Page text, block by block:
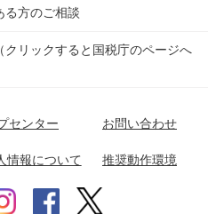
大垣競輪場 豊橋競輪場
四日市競輪場
向日町競輪場
る方のご相談
リックすると国税庁のページへ
センター お問い合わせ
情報について 推奨動作環境